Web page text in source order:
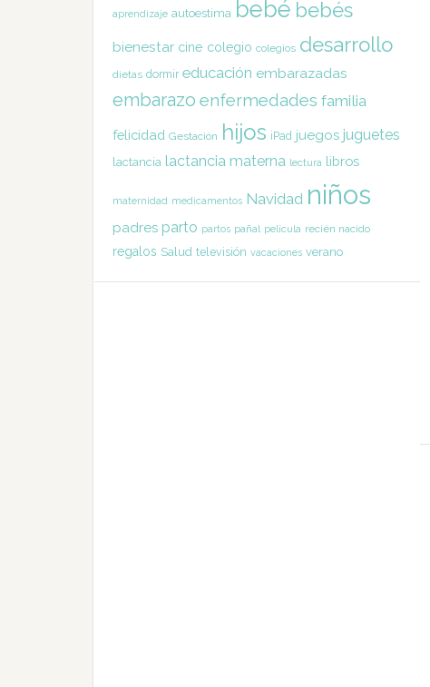
aprendizaje autoestima bebé bebés
bienestar cine colegio colegios desarrollo
dietas dormir educación embarazadas
embarazo enfermedades familia
felicidad Gestación hijos iPad juegos juguetes
lactancia lactancia materna lectura libros
maternidad medicamentos Navidad niños
padres parto partos pañal película recién nacido
regalos Salud televisión vacaciones verano